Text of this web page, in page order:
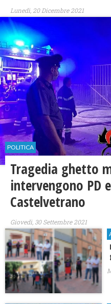
Lunedì, 20 Dicembre 2021
POLITICA
Tragedia ghetto
intervengono PD
Castelvetrano
Giovedì, 30 Settembre 2021